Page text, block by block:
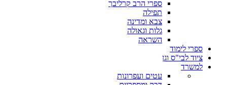
ספרי הרב קרליבך
תפילה
צבא ומדינה
גלות וגאולה
השראה
ספרי לימוד
ציוד לבי"ס וגן
למשרד
עטים ועפרונות